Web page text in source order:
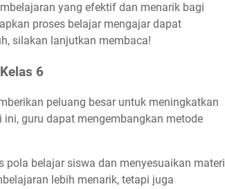
yang efektif dan menarik bagi
proses belajar mengajar dapat
silakan lanjutkan membaca!
6
peluang besar untuk meningkatkan
guru dapat mengembangkan metode
belajar siswa dan menyesuaikan materi
lebih menarik, tetapi juga